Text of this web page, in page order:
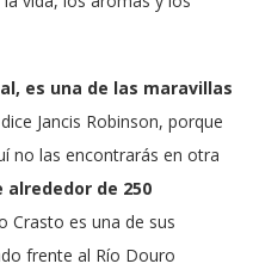
es una de las maravillas
Jancis Robinson, porque
no las encontrarás en otra
alrededor de 250
Crasto es una de sus
frente al Río Douro